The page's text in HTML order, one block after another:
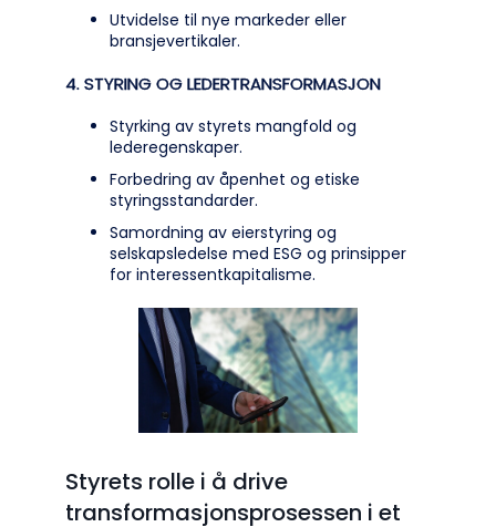
Utvidelse til nye markeder eller
bransjevertikaler.
4. STYRING OG LEDERTRANSFORMASJON
Styrking av styrets mangfold og
lederegenskaper.
Forbedring av åpenhet og etiske
styringsstandarder.
Samordning av eierstyring og
selskapsledelse med ESG og prinsipper
for interessentkapitalisme.
Styrets rolle i å drive
transformasjonsprosessen i et